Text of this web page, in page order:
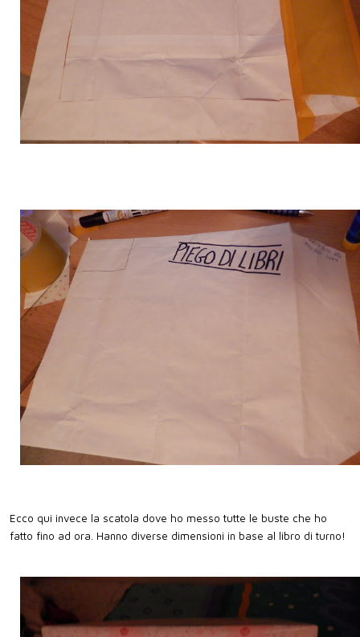
Ecco qui invece la scatola dove ho messo tutte le buste che ho
fatto fino ad ora. Hanno diverse dimensioni in base al libro di turno!